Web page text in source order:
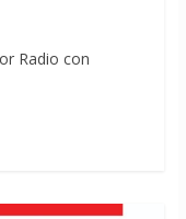
Radio con